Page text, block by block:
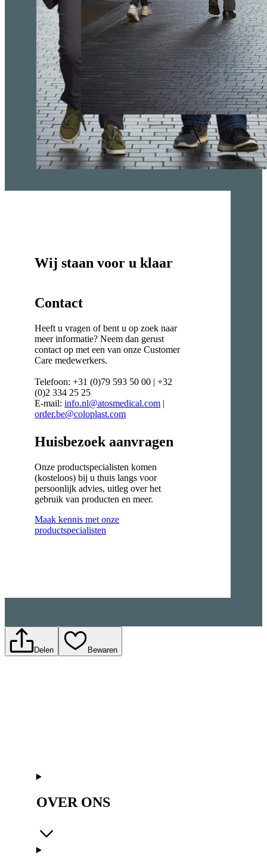
Wij staan voor u klaar
Contact
Heeft u vragen of bent u op zoek naar
meer informatie? Neem dan gerust
contact op met een van onze Customer
Care medewerkers.
Telefoon: +31 (0)79 593 50 00 | +32
(0)2 334 25 25
E-mail:info.nl@atosmedical.com |
order.be@coloplast.com
Huisbezoek aanvragen
Onze productspecialisten komen
(kosteloos) bij u thuis langs voor
persoonlijk advies, uitleg over het
gebruik van producten en meer.
Maak kennis met onze
productspecialisten
Delen Bewaren
OVER ONS